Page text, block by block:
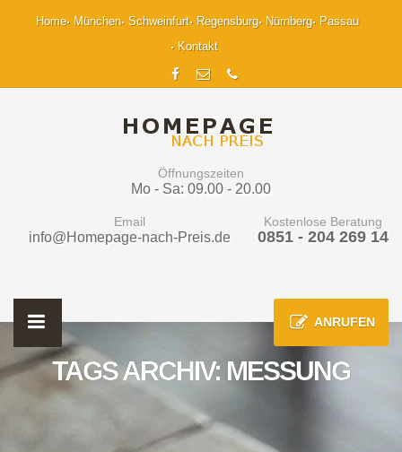
Home München Schweinfurt Regensburg Nürnberg
Passau
Kontakt
Öffnungszeiten
Mo - Sa: 09.00 - 20.00
Email
info@Homepage-nach-Preis.de
Kostenlose Beratung
0851 - 204 269 14
ANRUFEN
TAGS ARCHIV: MESSUNG